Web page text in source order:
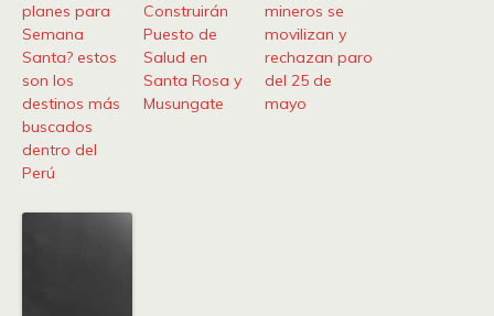
planes para
Semana
Santa? estos
son los
destinos más
buscados
dentro del
Perú
Construirán
Puesto de
Salud en
Santa Rosa y
Musungate
mineros se
movilizan y
rechazan paro
del 25 de
mayo